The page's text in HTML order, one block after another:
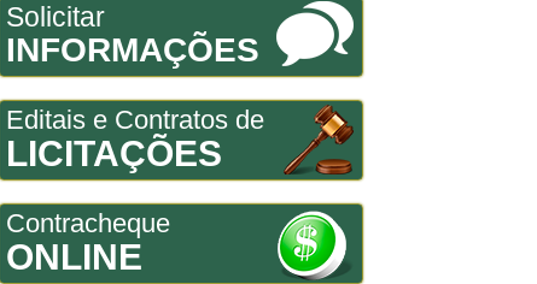
Solicitar
INFORMAÇÕES
Editais e Contratos de
LICITAÇÕES
Contracheque
ONLINE